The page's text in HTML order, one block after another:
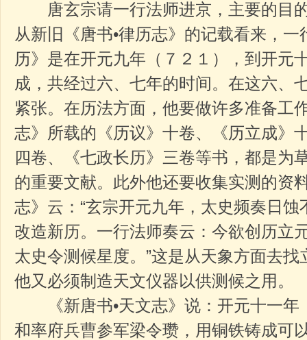
唐玄宗请一行法师进京，主要的目
从新旧《唐书•律历志》的记载看来，
历》是在开元九年（７２１），到开元
成，共经过六、七年的时间。在这六、
紧张。在历法方面，他要做许多准备工
志》所载的《历议》十卷、《历立成》
四卷、《七政长历》三卷等书，都是为
的重要文献。此外他还要收集实测的资
志》云：“玄宗开元九年，太史频奏日
改造新历。一行法师奏云：今欲创历立
太史令测候星度。”这是从天象方面去
他又必须制造天文仪器以供测候之用。
《新唐书•天文志》说：开元十一年
和率府兵曹参军梁令瓒，用铜铁铸成可